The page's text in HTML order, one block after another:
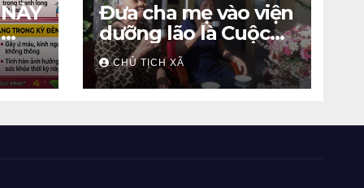
Đưa cha mẹ vào viện
dưỡng lão là Cuộc
chiến tâm lý
CHỦ TỊCH XÃ